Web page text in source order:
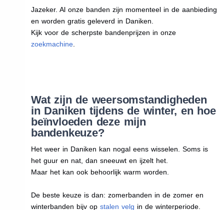
Jazeker. Al onze banden zijn momenteel in de aanbieding
en worden gratis geleverd in Daniken.
Kijk voor de scherpste bandenprijzen in onze
zoekmachine.
Wat zijn de weersomstandigheden
in Daniken tijdens de winter, en hoe
beïnvloeden deze mijn
bandenkeuze?
Het weer in Daniken kan nogal eens wisselen. Soms is
het guur en nat, dan sneeuwt en ijzelt het.
Maar het kan ook behoorlijk warm worden.
De beste keuze is dan: zomerbanden in de zomer en
winterbanden bijv op stalen velg in de winterperiode.